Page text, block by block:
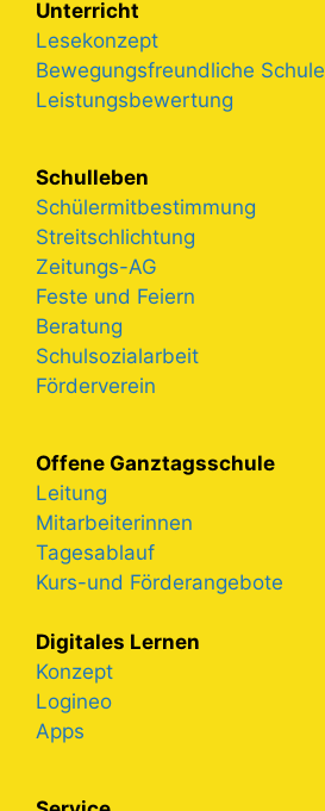
Unterricht
Lesekonzept
Bewegungsfreundliche Schule
Leistungsbewertung
Schulleben
Schülermitbestimmung
Streitschlichtung
Zeitungs-AG
Feste und Feiern
Beratung
Schulsozialarbeit
Förderverein
Offene Ganztagsschule
Leitung
Mitarbeiterinnen
Tagesablauf
Kurs-und Förderangebote
Digitales Lernen
Konzept
Logineo
Apps